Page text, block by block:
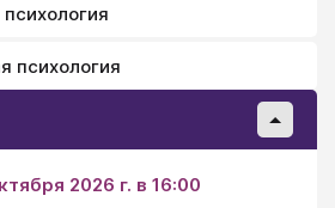
психология
2026 г. в 16:00